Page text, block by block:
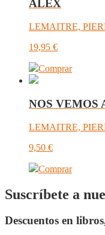
ALEX
LEMAITRE,
19,95 €
Comprar
NOS VEMOS
LEMAITRE,
9,50 €
Comprar
Suscríbete a
Descuentos en